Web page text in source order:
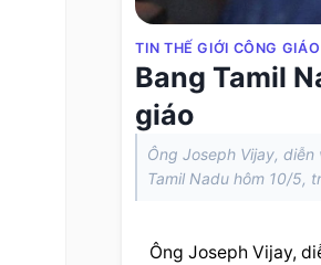
TIN THẾ GIỚI CÔNG GIÁO
Bang Tamil
giáo
Ông Joseph Vijay,
Tamil Nadu hôm 10/5,
Ông Joseph Vijay,